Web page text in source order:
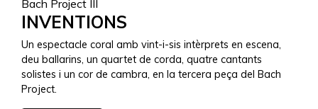
Bach Project III
INVENTIONS
Un espectacle coral amb vint-i-sis intèrprets en escena,
deu ballarins, un quartet de corda, quatre cantants
solistes i un cor de cambra, en la tercera peça del Bach
Project.